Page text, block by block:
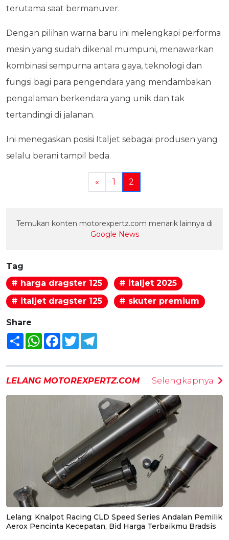
terutama saat bermanuver.
Dengan pilihan warna baru ini melengkapi performa
mesin yang sudah dikenal mumpuni, menawarkan
kombinasi sempurna antara gaya, teknologi dan
fungsi bagi para pengendara yang mendambakan
pengalaman berkendara yang unik dan tak
tertandingi di jalanan.
Ini menegaskan posisi Italjet sebagai produsen yang
selalu berani tampil beda.
« 1 2
Temukan konten motorexpertz.com menarik lainnya di
Google News
Tag
# harga dragster 125
# italjet 2025
# italjet dragster 125
# skuter premium
Share
Share WhatsAppFacebook
Twitter
LELANG MOTOREXPERTZ.COM Selengkapnya
Lelang: Knalpot Racing CLD Speed Series Andalan Pemilik
Aerox Pencinta Kecepatan, Bid Harga Terbaikmu Bradsis